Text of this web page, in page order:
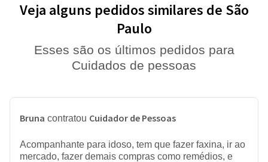
Veja alguns pedidos similares de São
Paulo
Esses são os últimos pedidos para
Cuidados de pessoas
Bruna contratou Cuidador de Pessoas
Acompanhante para idoso, tem que fazer faxina, ir ao
mercado, fazer demais compras como remédios, e